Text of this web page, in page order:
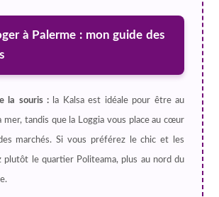
à Palerme : mon guide des
la souris : la Kalsa est idéale pour être au
mer, tandis que la Loggia vous place au cœur
marchés. Si vous préférez le chic et les
plutôt le quartier Politeama, plus au nord du